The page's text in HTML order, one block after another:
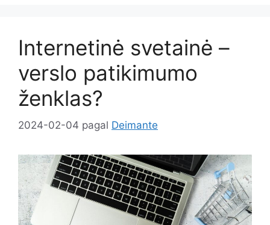
Internetinė svetainė –
verslo patikimumo
ženklas?
2024-02-04 pagal Deimante